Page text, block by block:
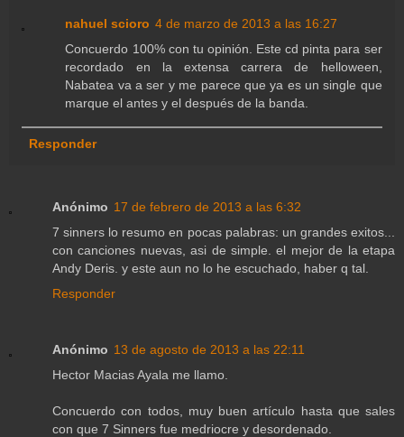
nahuel scioro 4 de marzo de 2013 a las 16:27
Concuerdo 100% con tu opinión. Este cd pinta para ser
recordado en la extensa carrera de helloween,
Nabatea va a ser y me parece que ya es un single que
marque el antes y el después de la banda.
Responder
Anónimo 17 de febrero de 2013 a las 6:32
7 sinners lo resumo en pocas palabras: un grandes exitos...
con canciones nuevas, asi de simple. el mejor de la etapa
Andy Deris. y este aun no lo he escuchado, haber q tal.
Responder
Anónimo 13 de agosto de 2013 a las 22:11
Hector Macias Ayala me llamo.
Concuerdo con todos, muy buen artículo hasta que sales
con que 7 Sinners fue medriocre y desordenado.